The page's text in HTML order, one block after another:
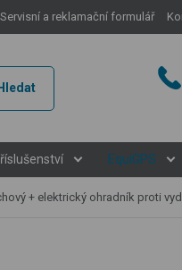
Servisní a reklamační formulář
Hledat
EquiGPS
elektrický ohradník proti vydrám - ochrana jezírka, rybníka